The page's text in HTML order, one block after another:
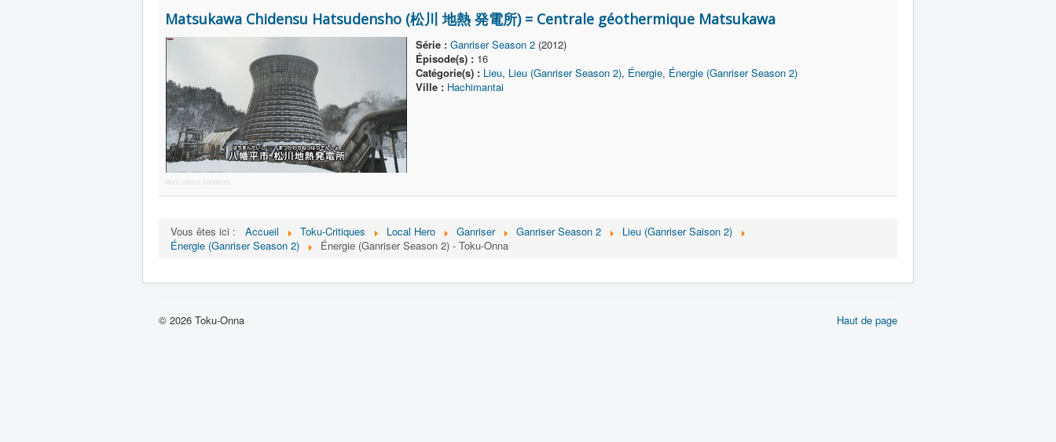
Matsukawa Chidensu Hatsudensho (松川 地熱 発電所) = Centrale géothermique Matsukawa
Série : Ganriser Season 2 (2012)
Épisode(s) : 16
Catégorie(s) : Lieu, Lieu (Ganriser Season 2), Énergie, Énergie (Ganriser Season 2)
Ville : Hachimantai
More Joomla Extensions
Vous êtes ici : Accueil Toku-Critiques Local Hero Ganriser Ganriser Season 2
Lieu (Ganriser Saison 2)
Énergie (Ganriser Season 2)
Énergie (Ganriser Season 2) - Toku-Onna
Haut de page
© 2026 Toku-Onna